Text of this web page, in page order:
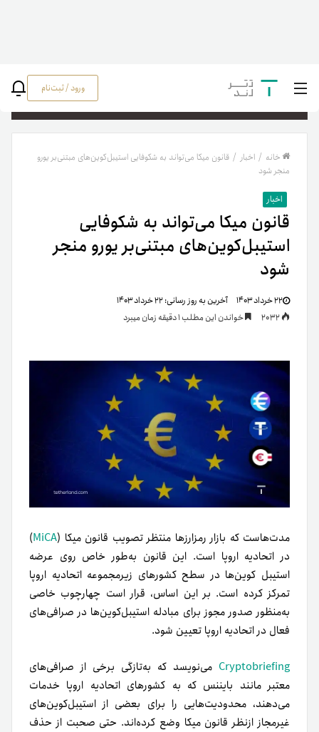
ورود / ثبت‌نام
خانه / اخبار / قانون میکا می‌تواند به شکوفایی استیبل‌کوین‌های مبتنی‌بر یورو
منجر شود
اخبار
قانون میکا می‌تواند به شکوفایی
استیبل‌کوین‌های مبتنی‌بر یورو منجر
شود
۲۲ خرداد ۱۴۰۳ آخرین به روز رسانی:۲۲ خرداد ۱۴۰۳
خواندن این مطلب 1 دقیقه زمان میبرد
مدت‌هاست که بازار رمزارزها منتظر تصویب قانون میکا (MiCA
)
در اتحادیه اروپا است. این قانون به‌طور خاص روی عرضه
استیبل کوین‌ها در سطح کشورهای زیرمجموعه اتحادیه اروپا
تمرکز کرده است. بر این اساس، قرار است چهارچوب خاصی
به‌منظور صدور مجوز برای مبادله استیبل‌کوین‌ها در صرافی‌های
فعال در اتحادیه اروپا تعیین شود.
Cryptobriefing می‌نویسد که به‌تازگی برخی از صرافی‌های
معتبر مانند بایننس که به‌ کشورهای اتحادیه اروپا خدمات
می‌دهند، محدودیت‌هایی را برای بعضی از استیبل‌کوین‌های
غیرمجاز ازنظر قانون میکا وضع کرده‌اند. حتی صحبت از حذف